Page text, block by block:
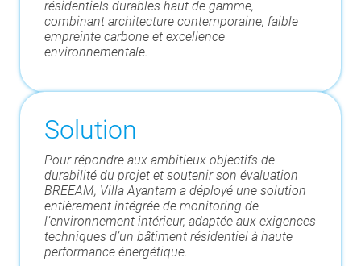
résidentiels durables haut de gamme,
combinant architecture contemporaine, faible
empreinte carbone et excellence
environnementale.
Solution
Pour répondre aux ambitieux objectifs de
durabilité du projet et soutenir son évaluation
BREEAM, Villa Ayantam a déployé une solution
entièrement intégrée de monitoring de
l’environnement intérieur, adaptée aux exigences
techniques d’un bâtiment résidentiel à haute
performance énergétique.